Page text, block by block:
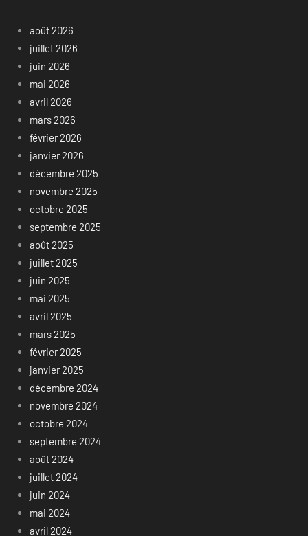
août 2026
juillet 2026
juin 2026
mai 2026
avril 2026
mars 2026
février 2026
janvier 2026
décembre 2025
novembre 2025
octobre 2025
septembre 2025
août 2025
juillet 2025
juin 2025
mai 2025
avril 2025
mars 2025
février 2025
janvier 2025
décembre 2024
novembre 2024
octobre 2024
septembre 2024
août 2024
juillet 2024
juin 2024
mai 2024
avril 2024